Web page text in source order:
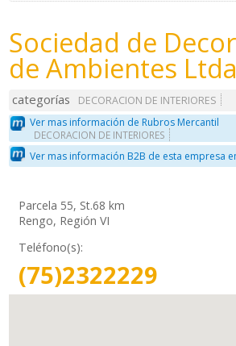
Sociedad de
de Ambientes
categorías
DECORACION DE INTERIORES
Ver mas información de Rubros Mercantil
DECORACION DE INTERIORES
Ver mas información B2B de esta empresa
Parcela 55, St.68 km
Rengo, Región VI
Teléfono(s):
(75)2322229